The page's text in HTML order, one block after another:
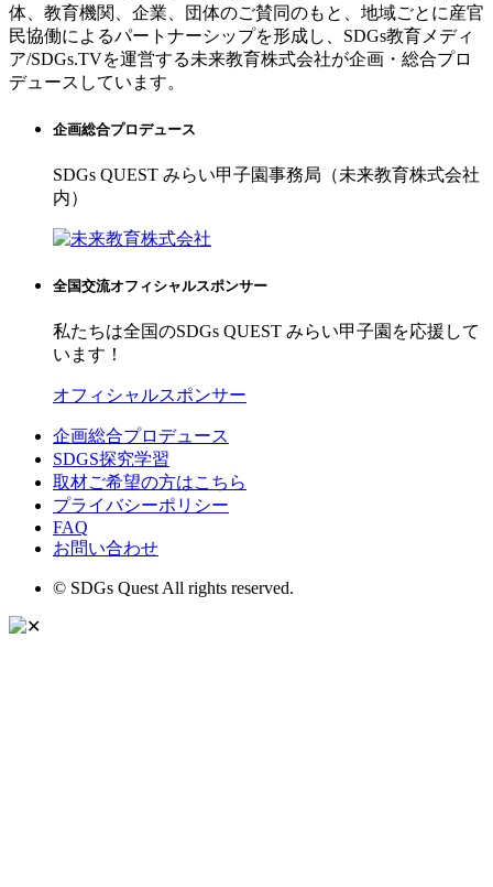
体、教育機関、企業、団体のご賛同のもと、地域ごとに産官
民協働によるパートナーシップを形成し、SDGs教育メディ
ア/SDGs.TVを運営する未来教育株式会社が企画・総合プロ
デュースしています。
企画総合プロデュース
SDGs QUEST みらい甲子園事務局（未来教育株式会社
内）
全国交流オフィシャルスポンサー
私たちは全国のSDGs QUEST みらい甲子園を応援して
います！
オフィシャルスポンサー
企画総合プロデュース
SDGS探究学習
取材ご希望の方はこちら
プライバシーポリシー
FAQ
お問い合わせ
© SDGs Quest All rights reserved.